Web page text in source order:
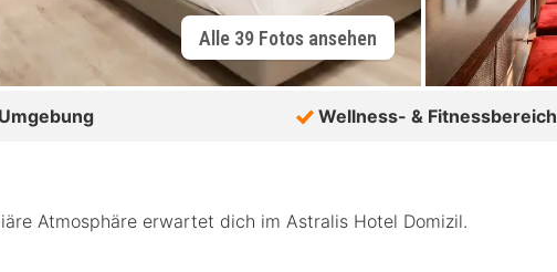
Alle 39 Fotos ansehen
Wellness- & Fitnessbereich
Atmosphäre erwartet dich im Astralis Hotel Domizil.